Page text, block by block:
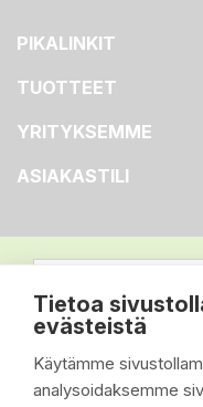
Tietoa
evästeistä
Käytämme
analysoidaksemme
PIKALINKIT
TUOTTEET
YRITYKSEMME
ASIAKASTILI